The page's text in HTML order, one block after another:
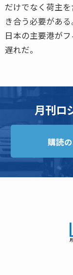
だけでなく荷主
き合う必要がある
日本の主要港が
遅れだ。
月刊ロ
購読